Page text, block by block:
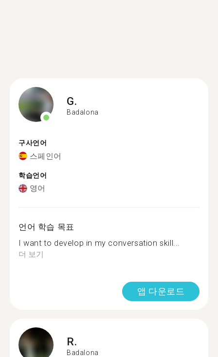
G.
Badalona
구사언어
스페인어
학습언어
영어
언어 학습 목표
I want to develop in my conversation skill...
더 보기
앱 다운로드
R.
Badalona